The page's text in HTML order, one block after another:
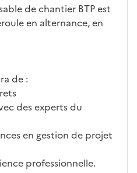
urede chantier BTP est
en alternance, en
de :
des experts du
en gestion de projet
professionnelle.